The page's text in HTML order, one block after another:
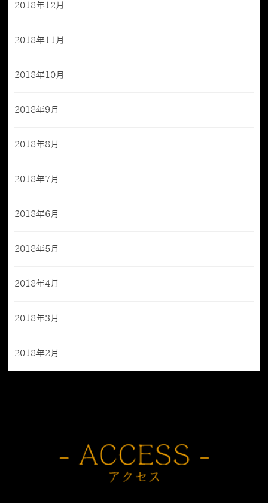
2018年12月
2018年11月
2018年10月
2018年9月
2018年8月
2018年7月
2018年6月
2018年5月
2018年4月
2018年3月
2018年2月